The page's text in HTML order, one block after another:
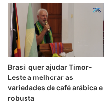
Brasil quer ajudar Timor-
Leste a melhorar as
variedades de café arábica e
robusta